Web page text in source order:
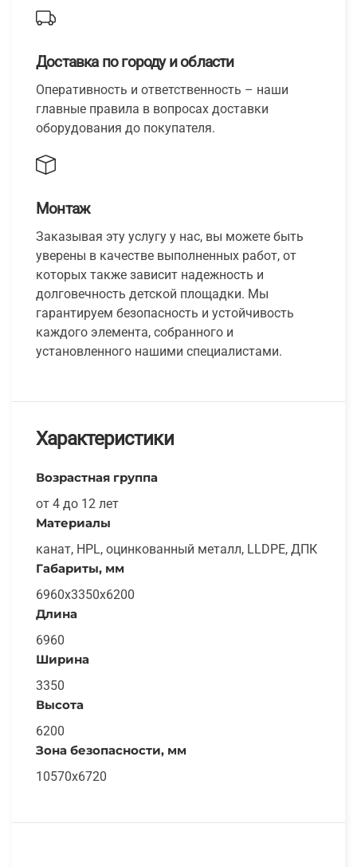
Доставка по городу и области
Оперативность и ответственность – наши
главные правила в вопросах доставки
оборудования до покупателя.
Монтаж
Заказывая эту услугу у нас, вы можете быть
уверены в качестве выполненных работ, от
которых также зависит надежность и
долговечность детской площадки. Мы
гарантируем безопасность и устойчивость
каждого элемента, собранного и
установленного нашими специалистами.
Характеристики
Возрастная группа
от 4 до 12 лет
Материалы
канат, HPL, оцинкованный металл, LLDPE, ДПК
Габариты, мм
6960х3350х6200
Длина
6960
Ширина
3350
Высота
6200
Зона безопасности, мм
10570х6720